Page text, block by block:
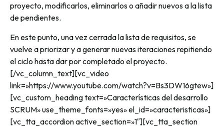
proyecto, modificarlos, eliminarlos o añadir nuevos a la lista
de pendientes.
En este punto, una vez cerrada la lista de requisitos, se
vuelve a priorizar y a generar nuevas iteraciones repitiendo
el ciclo hasta dar por completado el proyecto.
[/vc_column_text][vc_video
link=»https://www.youtube.com/watch?v=Bs3DW16gtew»]
[vc_custom_heading text=»Características del desarrollo
SCRUM» use_theme_fonts=»yes» el_id=»caracteristicas»]
[vc_tta_accordion active_section=»1″][vc_tta_section